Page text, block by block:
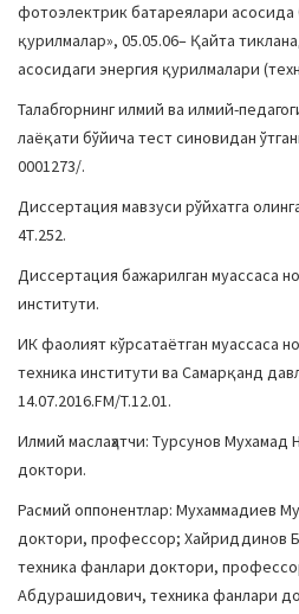
o
n
фотоэлектрик батареялари асосида
қурилмалар», 05.05.06– Қайта
асосидаги энергия қурилмалари
Талабгорнинг илмий ва илмий-
лаёқати бўйича тест синовидан
0001273/.
Диссертация мавзуси рўйхатга
4Т.252.
Диссертация бажарилган муассаса
институти.
ИК фаолият кўрсатаётган муассаса
техника институти ва Самарқанд
14.07.2016.FM/T.12.01.
Илмий маслаҳатчи: Турсунов
доктори.
Расмий оппонентлар: Мухаммадиев
доктори, профессор; Хайриддинов
техника фанлари доктори,
Абдурашидович, техника фанлари